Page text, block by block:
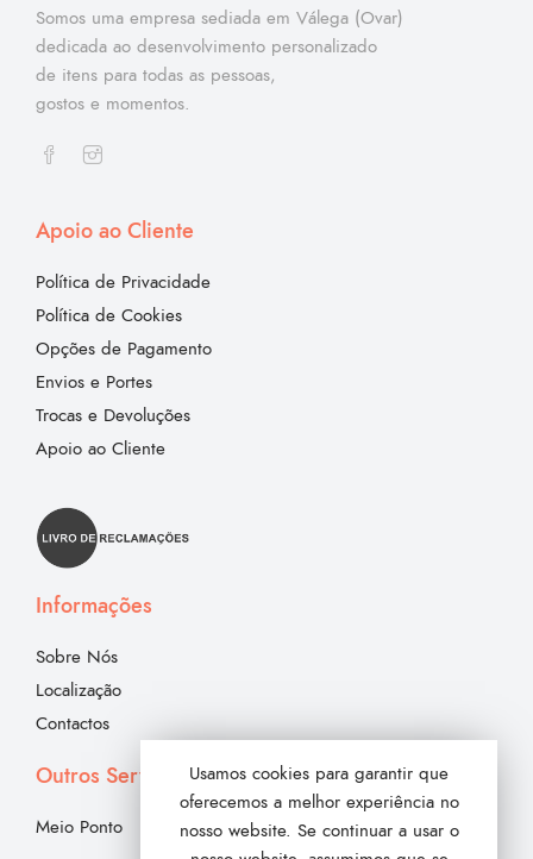
Somos uma empresa sediada em Válega (Ovar)
dedicada ao desenvolvimento personalizado
de itens para todas as pessoas,
gostos e momentos.
Apoio ao Cliente
Política de Privacidade
Política de Cookies
Opções de Pagamento
Envios e Portes
Trocas e Devoluções
Apoio ao Cliente
Informações
Sobre Nós
Localização
Contactos
Outros Serviços
Meio Ponto
Usamos cookies para garantir que
oferecemos a melhor experiência no
nosso website. Se continuar a usar o